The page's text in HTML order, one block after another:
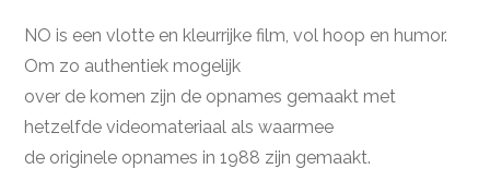
NO is een vlotte en kleurrijke film, vol hoop en humor.
Om zo authentiek mogelijk
over de komen zijn de opnames gemaakt met
hetzelfde videomateriaal als waarmee
de originele opnames in 1988 zijn gemaakt.